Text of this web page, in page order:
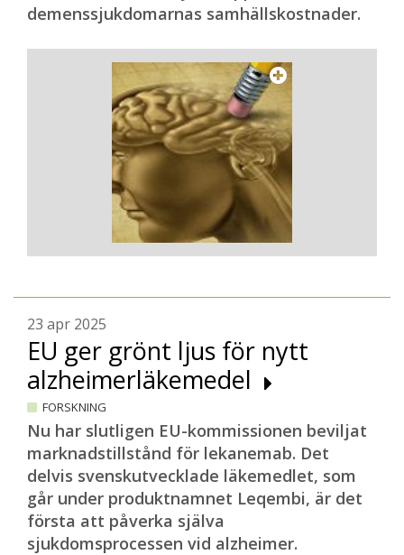
demenssjukdomarnas samhällskostnader.
23 apr 2025
EU ger grönt ljus för nytt
alzheimerläkemedel
FORSKNING
Nu har slutligen EU-kommissionen beviljat
marknadstillstånd för lekanemab. Det
delvis svenskutvecklade läkemedlet, som
går under produktnamnet Leqembi, är det
första att påverka själva
sjukdomsprocessen vid alzheimer.